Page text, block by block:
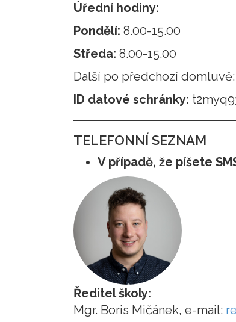
Úřední hodiny:
Pondělí: 8.00-15.00
Středa: 8.00-15.00
Další po předchozí
ID datové schránky:
TELEFONNÍ SEZNAM
V případě, že píšete
Ředitel školy:
Mgr. Boris Mičánek, e-mail: